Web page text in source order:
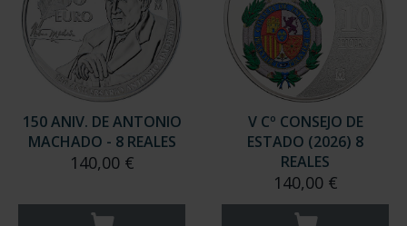
150 ANIV. DE ANTONIO
MACHADO - 8 REALES
140,00 €
V Cº CONSEJO DE
ESTADO (2026) 8
REALES
140,00 €